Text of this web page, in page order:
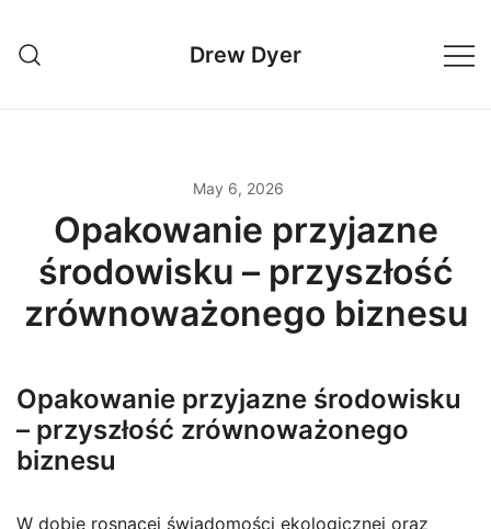
content
Drew Dyer
May 6, 2026
Opakowanie przyjazne
środowisku – przyszłość
zrównoważonego biznesu
Opakowanie przyjazne środowisku
– przyszłość zrównoważonego
biznesu
W dobie rosnącej świadomości ekologicznej oraz